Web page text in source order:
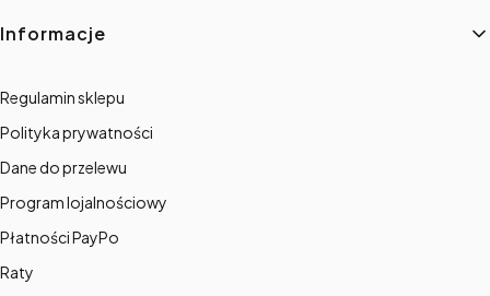
Informacje
Regulamin sklepu
Polityka prywatności
Dane do przelewu
Program lojalnościowy
Płatności PayPo
Raty